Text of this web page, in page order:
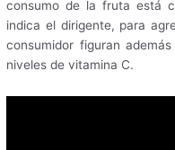
consumo de la fruta está
indica el dirigente, para
consumidor figuran
niveles de vitamina C.